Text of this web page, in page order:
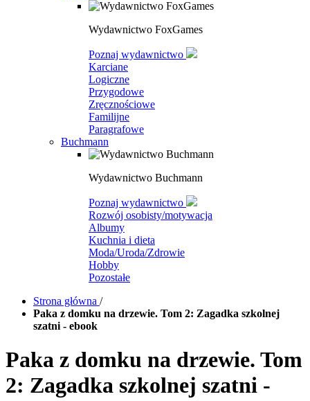
Wydawnictwo FoxGames
Poznaj wydawnictwo
Karciane
Logiczne
Przygodowe
Zręcznościowe
Familijne
Paragrafowe
Buchmann
Wydawnictwo Buchmann
Poznaj wydawnictwo
Rozwój osobisty/motywacja
Albumy
Kuchnia i dieta
Moda/Uroda/Zdrowie
Hobby
Pozostałe
Strona główna /
Paka z domku na drzewie. Tom 2: Zagadka szkolnej
szatni - ebook
Paka z domku na drzewie. Tom
2: Zagadka szkolnej szatni -